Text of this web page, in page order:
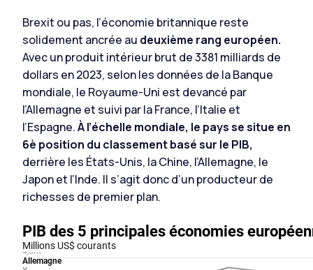
Brexit ou pas, l’économie britannique reste
solidement ancrée au deuxième rang européen.
Avec un produit intérieur brut de 3381 milliards de
dollars en 2023, selon les données de la Banque
mondiale, le Royaume-Uni est devancé par
l’Allemagne et suivi par la France, l’Italie et
l’Espagne.À l’échelle mondiale, le pays se situe en
6è position du classement basé sur le PIB,
derrière les États-Unis, la Chine, l’Allemagne, le
Japon et l’Inde. Il s’agit donc d’un producteur de
richesses de premier plan.